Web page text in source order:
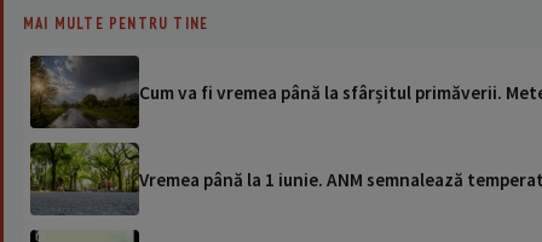
MAI MULTE PENTRU TINE
Cum va fi vremea până la sfârșitul primăverii.
Vremea până la 1 iunie. ANM semnalează